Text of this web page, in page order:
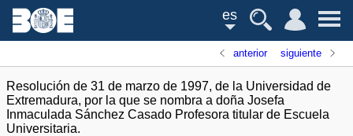
es
anterior siguiente
Resolución de 31 de marzo de 1997, de la Universidad de
Extremadura, por la que se nombra a doña Josefa
Inmaculada Sánchez Casado Profesora titular de Escuela
Universitaria.